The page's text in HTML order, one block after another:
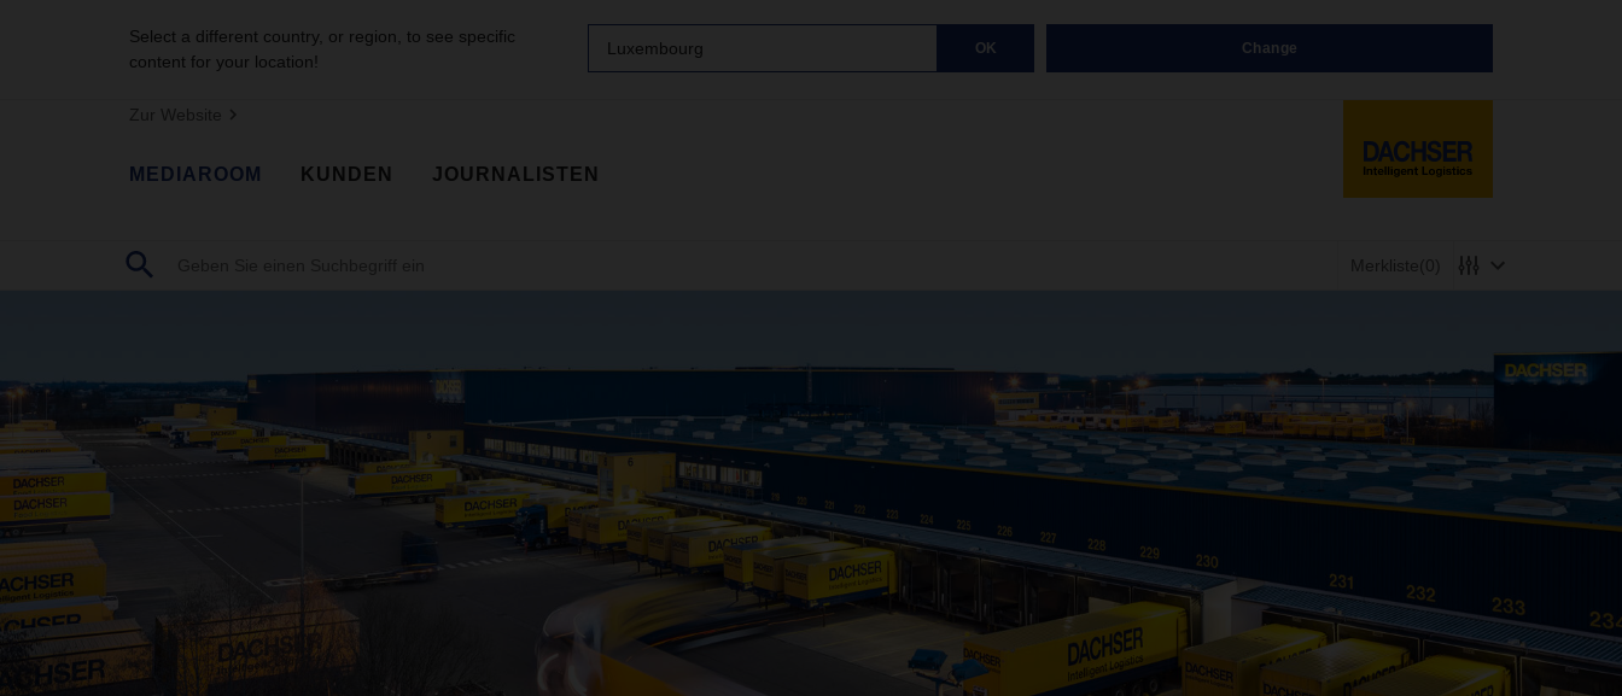
Select a different country, or region, to see specific
content for your location!
Luxembourg OK Change
Zur Website
MEDIAROOM KUNDEN JOURNALISTEN
Merkliste(0)